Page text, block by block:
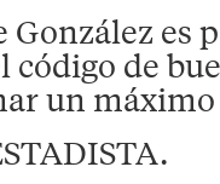
es
de
un máximo